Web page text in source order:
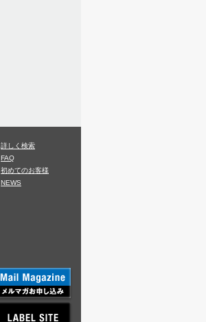
詳しく検索
FAQ
初めてのお客様
NEWS